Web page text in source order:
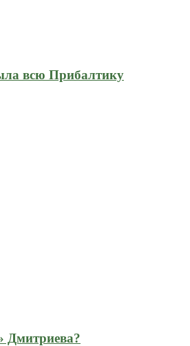
всю Прибалтику
Дмитриева?